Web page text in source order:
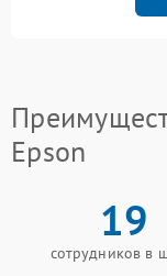
Epson
19
сотрудников в